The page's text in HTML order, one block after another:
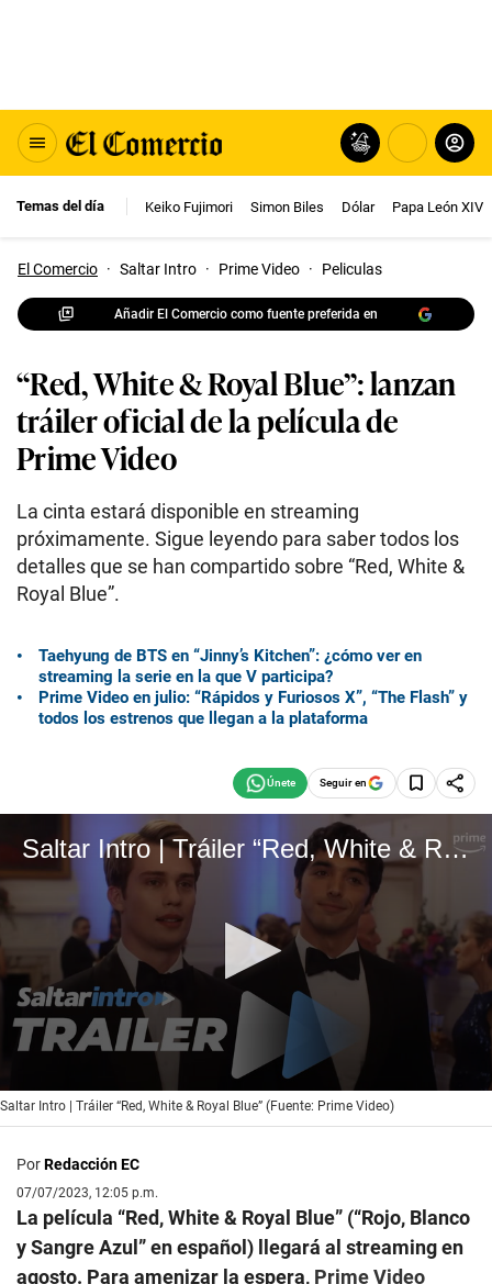
Temas del día Keiko Fujimori Simon Biles Dólar Papa León XIV
El Comercio · Saltar Intro · Prime Video · Peliculas
Añadir El Comercio como fuente preferida en
“Red, White & Royal Blue”: lanzan
tráiler oficial de la película de
Prime Video
La cinta estará disponible en streaming
próximamente. Sigue leyendo para saber todos los
detalles que se han compartido sobre “Red, White &
Royal Blue”.
Taehyung de BTS en “Jinny’s Kitchen”: ¿cómo ver en
streaming la serie en la que V participa?
Prime Video en julio: “Rápidos y Furiosos X”, “The Flash” y
todos los estrenos que llegan a la plataforma
Seguir en
Saltar Intro | Tráiler “Red, White & Royal Blue” (Fuente: Prime Video)
0
seconds
of
minutes,
11
seconds
Saltar Intro | Tráiler “Red, White & Royal Blue” (Fuente: Prime Video)
PorRedacción EC
07/07/2023, 12:05 p.m.
La película “Red, White & Royal Blue” (“Rojo, Blanco
y Sangre Azul” en español) llegará al streaming en
agosto. Para amenizar la espera, Prime Video